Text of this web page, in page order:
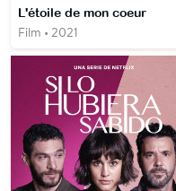
L'étoile de mon coeur
Film • 2021